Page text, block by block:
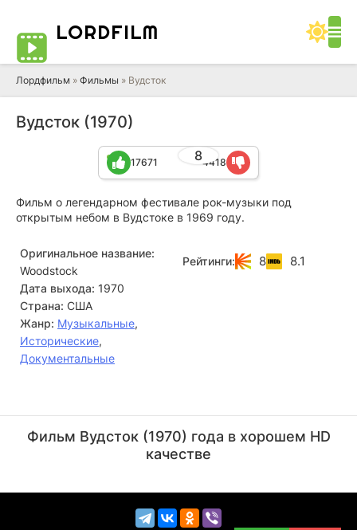
LORDFILM
Лордфильм » Фильмы » Вудсток
Вудсток (1970)
8
17671 4418
Фильм о легендарном фестивале рок-музыки под
открытым небом в Вудстоке в 1969 году.
Оригинальное название:
Woodstock
Дата выхода: 1970
Страна: США
Жанр: Музыкальные,
Исторические,
Документальные
Рейтинги: 8 8.1
(играет самого с...)
(играет самого с...)
Фильм Вудсток (1970) года в хорошем HD
качестве